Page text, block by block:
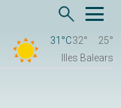
31°C32°
25°
Illes Balears